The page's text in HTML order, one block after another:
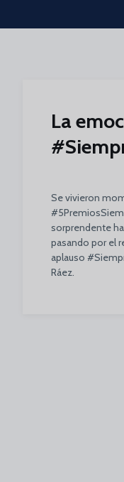
Skip to main content
La
Se vivieron
sorprendente
pasando por el
aplauso
Ráez.